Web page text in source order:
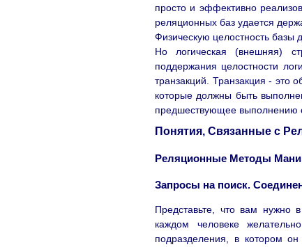
просто и эффективно
реляционных баз удается
Физическую целостность базы
Но логическая (внешняя)
поддержания целостности
транзакций. Транзакция - это
которые должны быть
предшествующее выполнению
Понятия, Связанные с
Реляционные Методы
Запросы на поиск.
Представьте, что вам нужно
каждом человеке
подразделения, в котором